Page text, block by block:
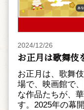
2024/12/26
お正月は歌舞伎
お正月は、歌舞
場で、映画館で
な作品たちが、
す。2025年の幕